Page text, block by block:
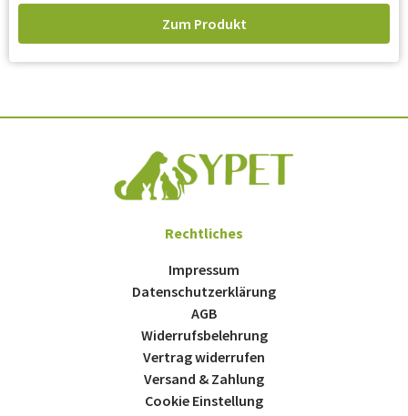
Zum Produkt
Rechtliches
Impressum
Datenschutzerklärung
AGB
Widerrufsbelehrung
Vertrag widerrufen
Versand & Zahlung
Cookie Einstellung